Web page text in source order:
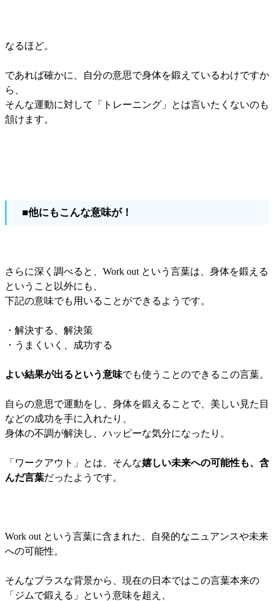
なるほど。
であれば確かに、自分の意思で身体を鍛えているわけですか
ら、
そんな運動に対して「トレーニング」とは言いたくないのも
頷けます。
■他にもこんな意味が！
さらに深く調べると、Work out という言葉は、身体を鍛える
ということ以外にも、
下記の意味でも用いることができるようです。
・解決する、解決策
・うまくいく、成功する
よい結果が出るという意味でも使うことのできるこの言葉。
自らの意思で運動をし、身体を鍛えることで、美しい見た目
などの成功を手に入れたり、
身体の不調が解決し、ハッピーな気分になったり。
「ワークアウト」とは、そんな嬉しい未来への可能性も、含
んだ言葉だったようです。
Work out という言葉に含まれた、自発的なニュアンスや未来
への可能性。
そんなプラスな背景から、現在の日本ではこの言葉本来の
「ジムで鍛える」という意味を超え、